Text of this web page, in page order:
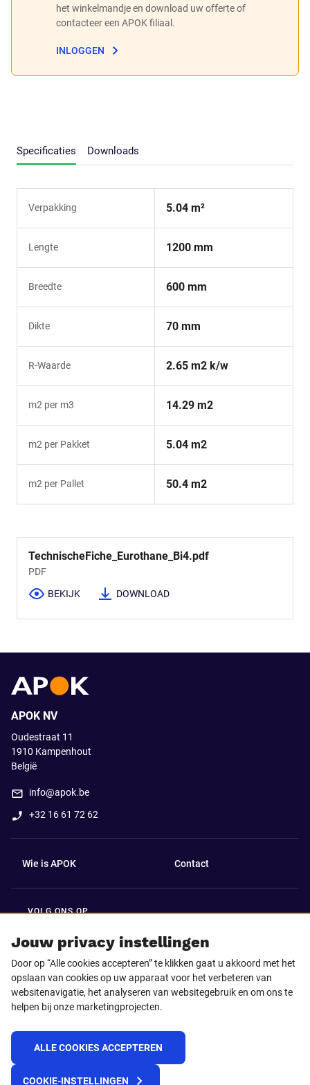
het winkelmandje en download uw offerte of
contacteer een APOK filiaal.
INLOGGEN
Specificaties Downloads
Verpakking 5.04 m²
Lengte 1200 mm
Breedte 600 mm
Dikte 70 mm
R-Waarde 2.65 m2 k/w
m2 per m3 14.29 m2
m2 per Pakket 5.04 m2
m2 per Pallet 50.4 m2
TechnischeFiche_Eurothane_Bi4.pdf
PDF
BEKIJK DOWNLOAD
Jouw privacy instellingen
Door op “Alle cookies accepteren” te klikken gaat u akkoord met het
opslaan van cookies op uw apparaat voor het verbeteren van
websitenavigatie, het analyseren van websitegebruik en om ons te
helpen bij onze marketingprojecten.
ALLE COOKIES ACCEPTEREN
COOKIE-INSTELLINGEN
APOK NV
Oudestraat 11
1910 Kampenhout
België
info@apok.be
+32 16 61 72 62
Wie is APOK Contact
VOLG ONS OP
Facebook LinkedIn
Instagram TikTok